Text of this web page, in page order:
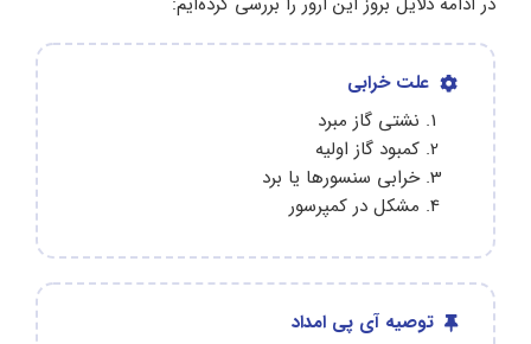
علت خرابی
نشتی گاز مبرد
کمبود گاز اولیه
خرابی سنسورها یا برد
مشکل در کمپرسور
توصیه آی پی امداد